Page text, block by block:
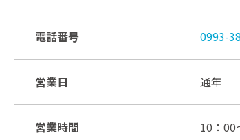
電話番号 0993-
営業日 通年
営業時間 10：00